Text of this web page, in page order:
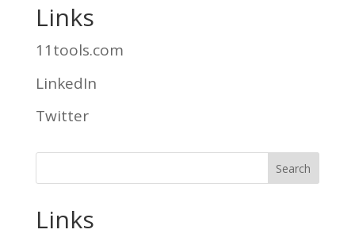
Links
11tools.com
LinkedIn
Twitter
Links